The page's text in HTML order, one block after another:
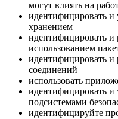
могут влиять на
идентифицировать и
хранением
идентифицировать и
использованием
идентифицировать и
соединений
использовать
идентифицировать и
подсистемами
идентифицируйте